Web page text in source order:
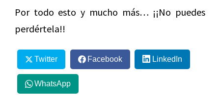
Por todo esto y mucho más… ¡¡No puedes
perdértela!!
Twitter Facebook LinkedIn
WhatsApp